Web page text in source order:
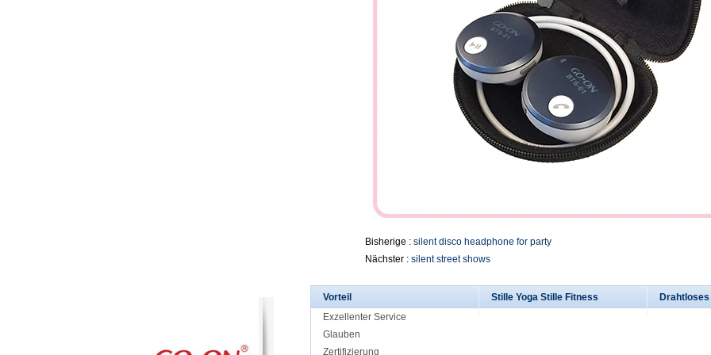
ür stille Disco-Party
rechungs- und Party
ausrüstung RF-910
Bisherige : silent disco headphone for party
Nächster : silent street shows
Vorteil
Exzellenter Service
Glauben
Zertifizierung
Stille Yoga Stille Fitness